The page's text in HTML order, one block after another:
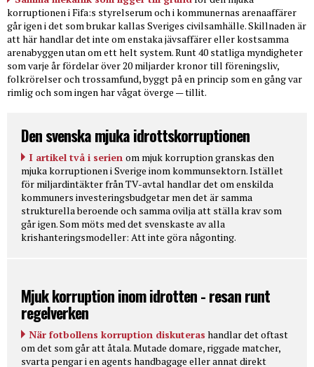
korruptionen i Fifa:s styrelserum och i kommunernas arenaaffärer
går igen i det som brukar kallas Sveriges civilsamhälle. Skillnaden är
att här handlar det inte om enstaka jävsaffärer eller kostsamma
arenabyggen utan om ett helt system. Runt 40 statliga myndigheter
som varje år fördelar över 20 miljarder kronor till föreningsliv,
folkrörelser och trossamfund, byggt på en princip som en gång var
rimlig och som ingen har vågat överge — tillit.
Den svenska mjuka idrottskorruptionen
I artikel två i serien om mjuk korruption granskas den
mjuka korruptionen i Sverige inom kommunsektorn. Istället
för miljardintäkter från TV-avtal handlar det om enskilda
kommuners investeringsbudgetar men det är samma
strukturella beroende och samma ovilja att ställa krav som
går igen. Som möts med det svenskaste av alla
krishanteringsmodeller: Att inte göra någonting.
Mjuk korruption inom idrotten - resan runt
regelverken
När fotbollens korruption diskuteras handlar det oftast
om det som går att åtala. Mutade domare, riggade matcher,
svarta pengar i en agents handbagage eller annat direkt